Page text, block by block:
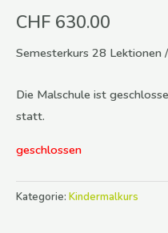
CHF 630.00
Semesterkurs 28 Lektionen
Die Malschule ist
statt.
geschlossen
Kategorie: Kindermalkurs